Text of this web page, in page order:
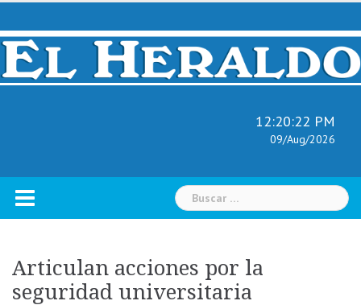
Skip
content
12:20:22 PM
09/Aug/2026
Buscar:
Articulan acciones por la
seguridad universitaria